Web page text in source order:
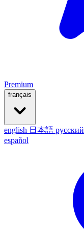
Premium
français
english 日本語 русский
español